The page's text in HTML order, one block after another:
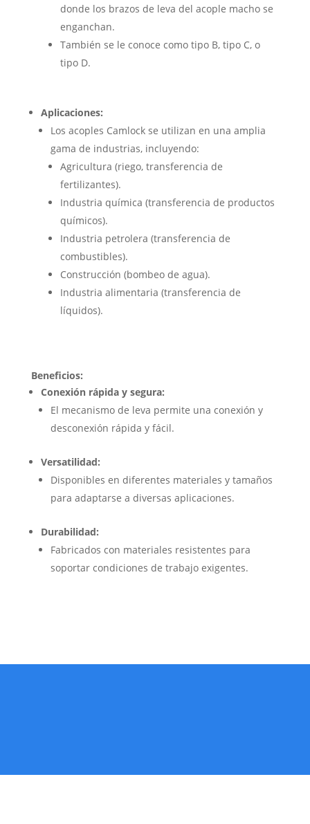
donde los brazos de leva del acople macho se
enganchan.
También se le conoce como tipo B, tipo C, o
tipo D.
Aplicaciones:
Los acoples Camlock se utilizan en una amplia
gama de industrias, incluyendo:
Agricultura (riego, transferencia de
fertilizantes).
Industria química (transferencia de productos
químicos).
Industria petrolera (transferencia de
combustibles).
Construcción (bombeo de agua).
Industria alimentaria (transferencia de
líquidos).
Beneficios:
Conexión rápida y segura:
El mecanismo de leva permite una conexión y
desconexión rápida y fácil.
Versatilidad:
Disponibles en diferentes materiales y tamaños
para adaptarse a diversas aplicaciones.
Durabilidad:
Fabricados con materiales resistentes para
soportar condiciones de trabajo exigentes.